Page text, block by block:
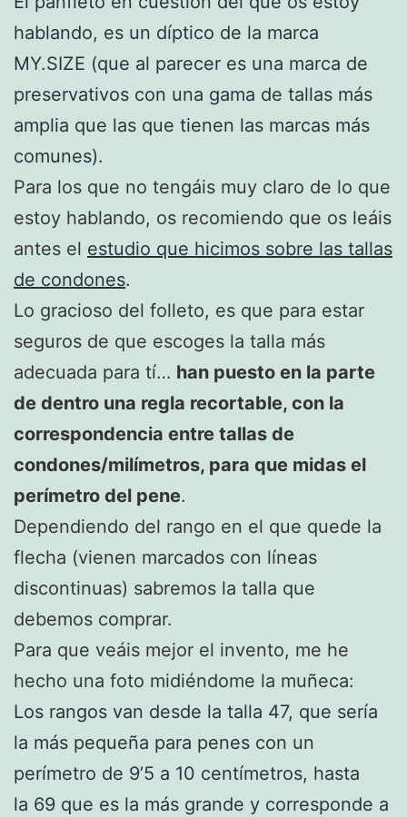
hablando, es un díptico de la marca
MY.SIZE (que al parecer es una marca de
preservativos con una gama de tallas más
amplia que las que tienen las marcas más
comunes).
Para los que no tengáis muy claro de lo que
estoy hablando, os recomiendo que os leáis
antes el estudio que hicimos sobre las tallas
de condones.
Lo gracioso del folleto, es que para estar
seguros de que escoges la talla más
adecuada para tí… han puesto en la parte
de dentro una regla recortable, con la
correspondencia entre tallas de
condones/milímetros, para que midas el
perímetro del pene.
Dependiendo del rango en el que quede la
flecha (vienen marcados con líneas
discontinuas) sabremos la talla que
debemos comprar.
Para que veáis mejor el invento, me he
hecho una foto midiéndome la muñeca:
Los rangos van desde la talla 47, que sería
la más pequeña para penes con un
perímetro de 9’5 a 10 centímetros, hasta
la 69 que es la más grande y corresponde a